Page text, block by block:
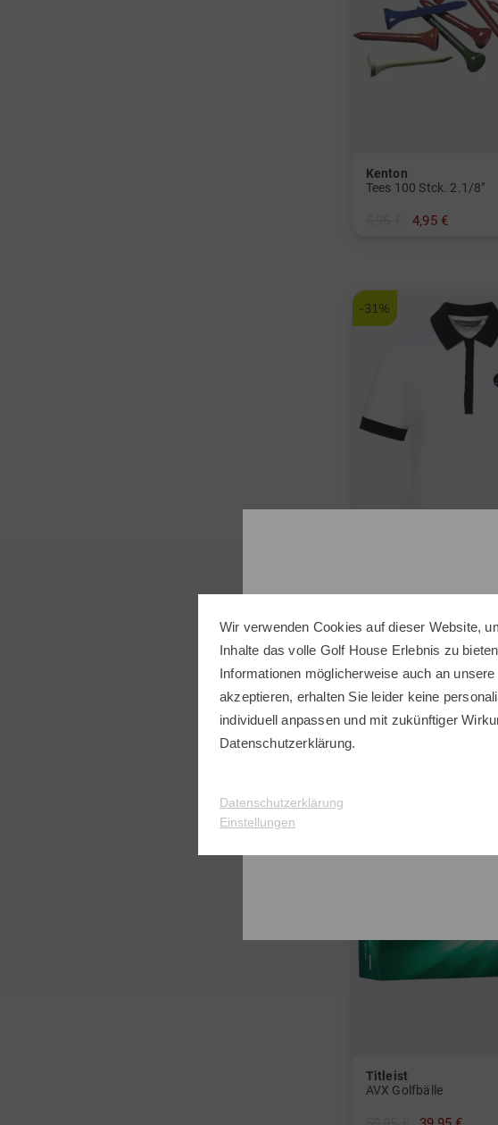
Kenton
Tees 100 Stck. 2.1/8"
4,95 €
-31%
Valiente
79,95 € 54,95 €
in: 42
Titleist
AVX Golfbälle
Sie
Wir verwenden Cookies auf dieser Website,
Inhalte das volle Golf House Erlebnis zu
Informationen möglicherweise auch an
akzeptieren, erhalten Sie leider keine
individuell anpassen und mit zukünftiger
Datenschutzerklärung.
Datenschutzerklärung
Einstellungen